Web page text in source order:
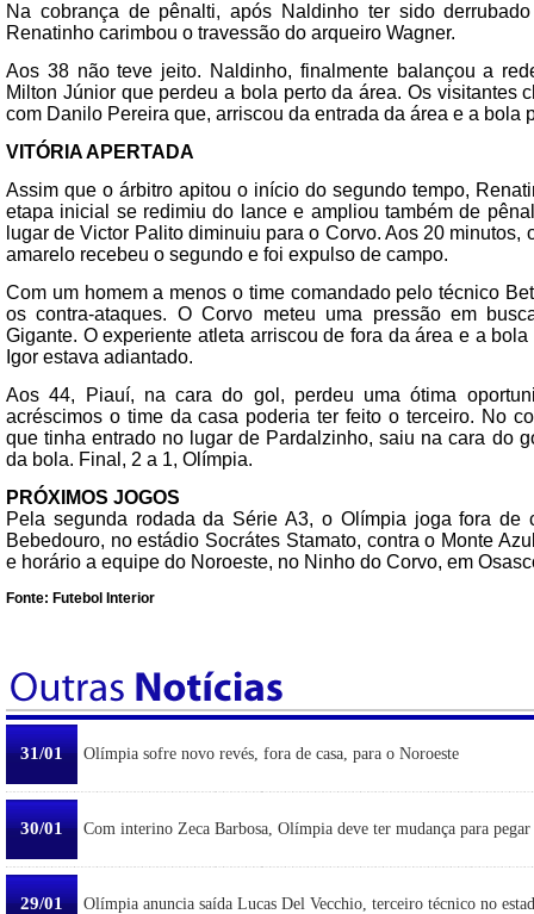
Na cobrança de pênalti, após Naldinho ter sido
Renatinho carimbou o travessão do arqueiro Wagner.
Aos 38 não teve jeito. Naldinho, finalmente balançou a
Milton Júnior que perdeu a bola perto da área. Os visitantes
com Danilo Pereira que, arriscou da entrada da área e a bola
VITÓRIA APERTADA
Assim que o árbitro apitou o início do segundo tempo,
etapa inicial se redimiu do lance e ampliou também de
lugar de Victor Palito diminuiu para o Corvo. Aos 20
amarelo recebeu o segundo e foi expulso de campo.
Com um homem a menos o time comandado pelo técnico
os contra-ataques. O Corvo meteu uma pressão em
Gigante. O experiente atleta arriscou de fora da área e a
Igor estava adiantado.
Aos 44, Piauí, na cara do gol, perdeu uma ótima
acréscimos o time da casa poderia ter feito o terceiro. No
que tinha entrado no lugar de Pardalzinho, saiu na cara do
da bola. Final, 2 a 1, Olímpia.
PRÓXIMOS JOGOS
Pela segunda rodada da Série A3, o Olímpia joga fora de
Bebedouro, no estádio Socrátes Stamato, contra o Monte
e horário a equipe do Noroeste, no Ninho do Corvo, em
Fonte: Futebol Interior
31/01 Olímpia sofre novo revés, fora de casa, para o Noroeste
30/01 Com interino Zeca Barbosa, Olímpia deve ter mudança para pegar
29/01 Olímpia anuncia saída Lucas Del Vecchio, terceiro técnico no